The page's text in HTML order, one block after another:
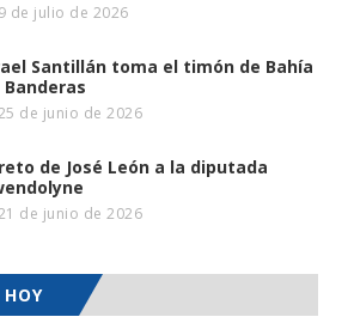
9 de julio de 2026
Santillán toma el timón de Bahía
Banderas
de junio de 2026
de José León a la diputada
de junio de 2026